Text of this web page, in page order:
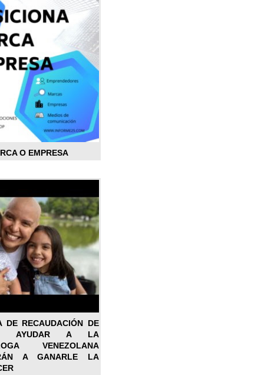
O EMPRESA
DE RECAUDACIÓN DE
AYUDAR A LA
VENEZOLANA
A GANARLE LA